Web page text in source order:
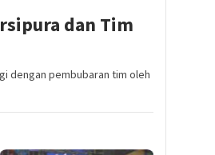
dan Tim
dengan pembubaran tim oleh